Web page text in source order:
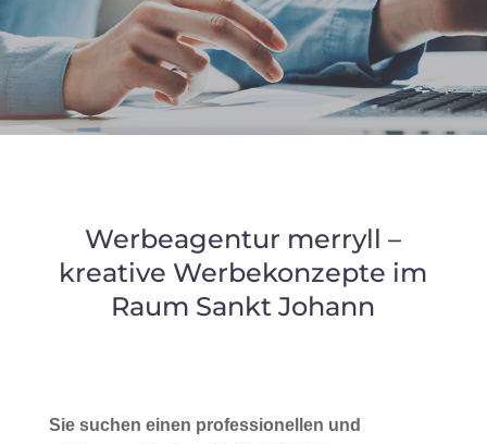
Werbeagentur merryll –
kreative Werbekonzepte im
Raum Sankt Johann
Sie suchen einen professionellen und